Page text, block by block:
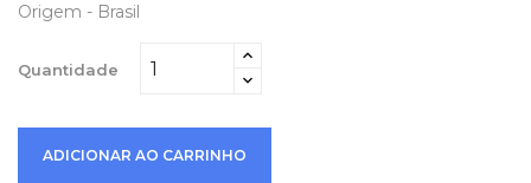
Origem - Brasil
Quantidade
ADICIONAR AO CARRINHO